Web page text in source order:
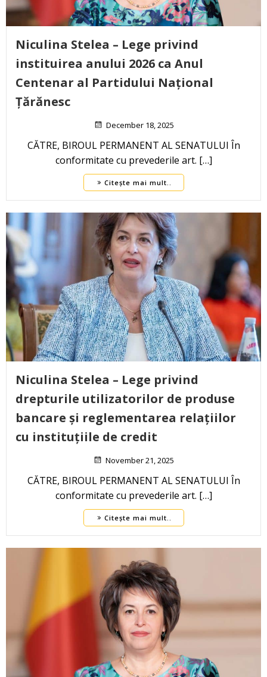
Niculina Stelea – Lege privind
instituirea anului 2026 ca Anul
Centenar al Partidului Național
Țărănesc
December 18, 2025
CĂTRE, BIROUL PERMANENT AL SENATULUI În
conformitate cu prevederile art. […]
Citește mai mult..
Niculina Stelea – Lege privind
drepturile utilizatorilor de produse
bancare și reglementarea relațiilor
cu instituțiile de credit
November 21, 2025
CĂTRE, BIROUL PERMANENT AL SENATULUI În
conformitate cu prevederile art. […]
Citește mai mult..